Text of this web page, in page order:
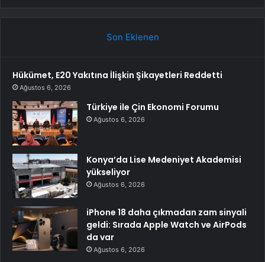
Son Eklenen
Hükümet, E20 Yakıtına İlişkin Şikayetleri Reddetti
Ağustos 6, 2026
Türkiye ile Çin Ekonomi Forumu
Ağustos 6, 2026
Konya’da Lise Medeniyet Akademisi
yükseliyor
Ağustos 6, 2026
iPhone 18 daha çıkmadan zam sinyali
geldi: Sırada Apple Watch ve AirPods
da var
Ağustos 6, 2026